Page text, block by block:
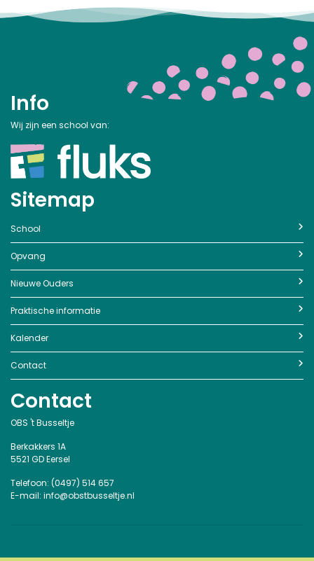
Info
Wij zijn een school van:
Sitemap
School
Opvang
Nieuwe Ouders
Praktische informatie
Kalender
Contact
Contact
OBS 't Busseltje
Berkakkers 1A
5521 GD Eersel
Telefoon: (0497) 514 657
E-mail: info@obstbusseltje.nl